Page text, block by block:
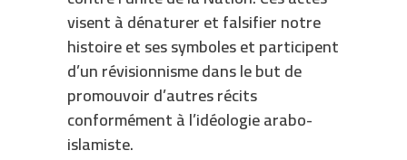
visent à dénaturer et falsifier notre
histoire et ses symboles et participent
d’un révisionnisme dans le but de
promouvoir d’autres récits
conformément à l’idéologie arabo-
islamiste.